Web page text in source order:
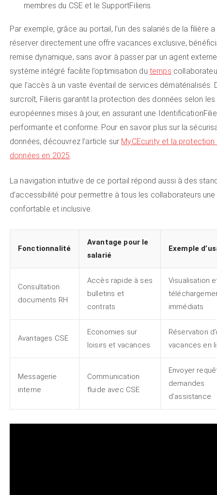
membres du CSE et le SupportFilieris.
Par exemple, grâce au portail, l’un des salariés de la filière a
réserver directement une offre vacances exclusive,
remise dynamique, sans avoir à passer par un agent
système intégré facilite l’optimisation du temps
que l’accès à un vaste éventail de services dématérialisés.
surcroît, Filieris garantit la protection des données selon
européennes mises à jour, en assurant une
performante et conforme. Pour en savoir plus sur la
données, découvrez l’article sur MyCEcurity et la protection
données en 2025.
La navigation intuitive de ce portail répond aussi à des
d’accessibilité pour permettre à tous les collaborateurs
confortable et inclusive.
Fonctionnalité
Avantage pour le
salarié
Exemple
Consultation
documents RH
Accès rapide à ses
bulletins et
contrats
Visualisation
immédiats
Avantages CSE
Economies sur
loisirs et vacances
Réservation
vacances en
Messagerie
interne
Communication
fluide avec CSE
Envoyer
demandes
d’assistance